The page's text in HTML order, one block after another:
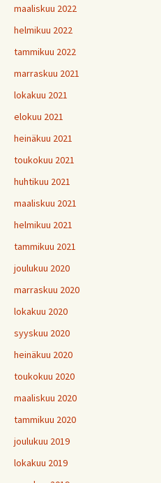
maaliskuu 2022
helmikuu 2022
tammikuu 2022
marraskuu 2021
lokakuu 2021
elokuu 2021
heinäkuu 2021
toukokuu 2021
huhtikuu 2021
maaliskuu 2021
helmikuu 2021
tammikuu 2021
joulukuu 2020
marraskuu 2020
lokakuu 2020
syyskuu 2020
heinäkuu 2020
toukokuu 2020
maaliskuu 2020
tammikuu 2020
joulukuu 2019
lokakuu 2019